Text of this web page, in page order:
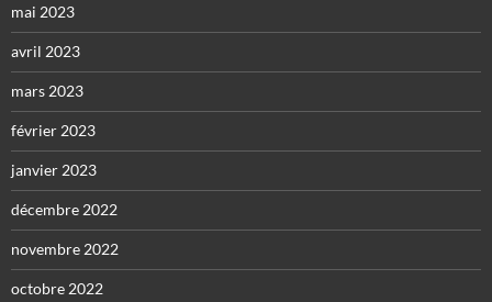
mai 2023
avril 2023
mars 2023
février 2023
janvier 2023
décembre 2022
novembre 2022
octobre 2022